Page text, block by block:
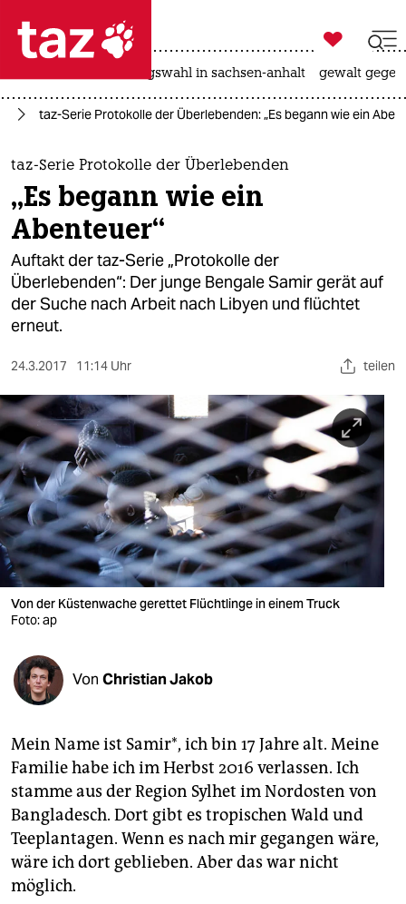
 taz zahl ich
taz zahl ich
themen
politik
öko
gesellschaft
kultur
sport
berlin
nord
wahrheit
verlag
verlag
veranstaltungen
fragen & hilfe
unterstützen
abo
genossenschaft
epaper login

taz zahl ich
landtagswahl in sachsen-anhalt gewalt
taz-Serie Protokolle der Überlebenden: „Es begann wie ein
taz-Serie Protokolle der Überlebenden
„Es begann wie ein
Abenteuer“
Auftakt der taz-Serie „Protokolle der
Überlebenden“: Der junge Bengale Samir gerät auf
der Suche nach Arbeit nach Libyen und flüchtet
erneut.
24.3.2017 11:14 Uhr teilen
Von der Küstenwache gerettet Flüchtlinge in einem Truck
Foto: ap
Von Christian Jakob
Mein Name ist Samir*, ich bin 17 Jahre alt. Meine
Familie habe ich im Herbst 2016 verlassen. Ich
stamme aus der Region Sylhet im Nordosten von
Bangladesch. Dort gibt es tropischen Wald und
Teeplantagen. Wenn es nach mir gegangen wäre,
wäre ich dort geblieben. Aber das war nicht
möglich.